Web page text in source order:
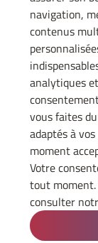
Dans le cadre de
individuelles, les
dispositions en
personnelles. Le
conditionné au
dans le cadre de
Vous l’aurez
Or, pour
que les données
tiers. C’est
sont tenus de
ses locaux et ses
l’accès, la
autorisé.
navigation,
contenus
analytiques
vous faites
adaptés à
moment
Votre
tout moment.
consulter